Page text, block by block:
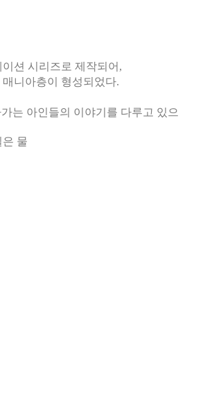
션 시리즈로 제작되어,
니아층이 형성되었다.
는 아인들의 이야기를 다루고 있으
물